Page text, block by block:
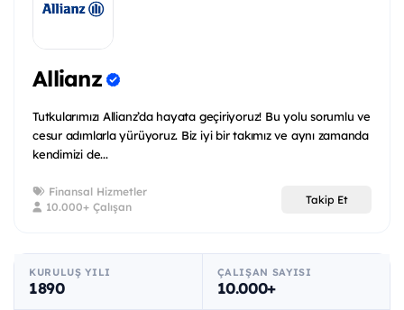
Allianz
Tutkularımızı Allianz’da hayata geçiriyoruz! Bu yolu sorumlu ve
cesur adımlarla yürüyoruz. Biz iyi bir takımız ve aynı zamanda
kendimizi de...
Finansal Hizmetler
10.000+ Çalışan
Takip Et
KURULUŞ YILI
1890
ÇALIŞAN SAYISI
10.000+